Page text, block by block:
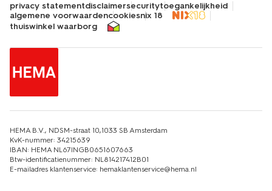
privacy statementdisclaimersecuritytoegankelijkheid
algemene voorwaardencookiesnix 18
thuiswinkel waarborg
HEMA B.V., NDSM-straat 10,1033 SB Amsterdam
KvK-nummer: 34215639
IBAN: HEMA NL67INGB0651607663
Btw-identificatienummer: NL814217412B01
E-mailadres klantenservice: hemaklantenservice@hema.nl